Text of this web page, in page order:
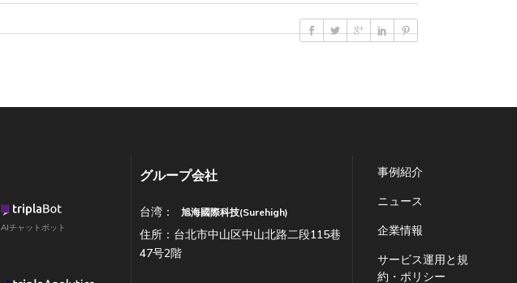
AIチャットボット
グループ会社
台湾： 旭海國際科技(Surehigh)
住所：台北市中山区中山北路二段115巷
47号2階
事例紹介
ニュース
企業情報
サービス運用と規
約・ポリシー